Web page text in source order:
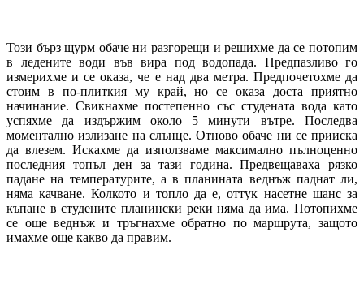
Този бърз щурм обаче ни разгорещи и решихме да се потопим
в ледените води във вира под водопада. Предпазливо го
измерихме и се оказа, че е над два метра. Предпочетохме да
стоим в по-плиткия му край, но се оказа доста приятно
начинание. Свикнахме постепенно със студената вода като
успяхме да издържим около 5 минути вътре. Последва
моментално излизане на слънце. Отново обаче ни се прииска
да влезем. Искахме да използваме максимално пълноценно
последния топъл ден за тази година. Предвещаваха рязко
падане на температурите, а в планината веднъж паднат ли,
няма качване. Колкото и топло да е, оттук насетне шанс за
къпане в студените планински реки няма да има. Потопихме
се още веднъж и тръгнахме обратно по маршрута, защото
имахме още какво да правим.